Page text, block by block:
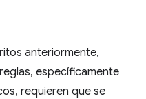
anteriormente,
específicamente
requieren que se